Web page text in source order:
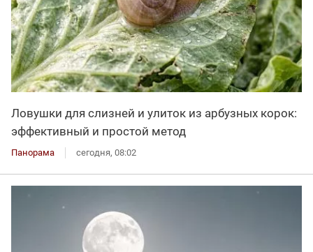
Ловушки для слизней и улиток из арбузных корок:
эффективный и простой метод
Панорама сегодня, 08:02